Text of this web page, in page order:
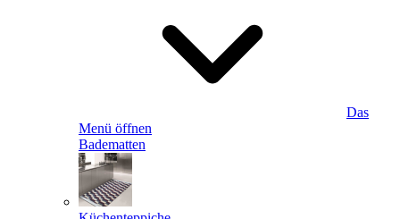
Das
Menü öffnen
Badematten